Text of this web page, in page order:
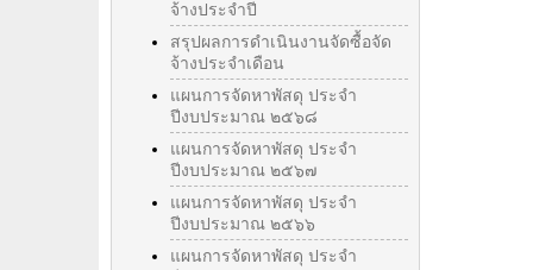
จ้างประจำปี
สรุปผลการดำเนินงานจัดซื้อจัด
จ้างประจำเดือน
แผนการจัดหาพัสดุ ประจำ
ปีงบประมาณ ๒๕๖๘
แผนการจัดหาพัสดุ ประจำ
ปีงบประมาณ ๒๕๖๗
แผนการจัดหาพัสดุ ประจำ
ปีงบประมาณ ๒๕๖๖
แผนการจัดหาพัสดุ ประจำ